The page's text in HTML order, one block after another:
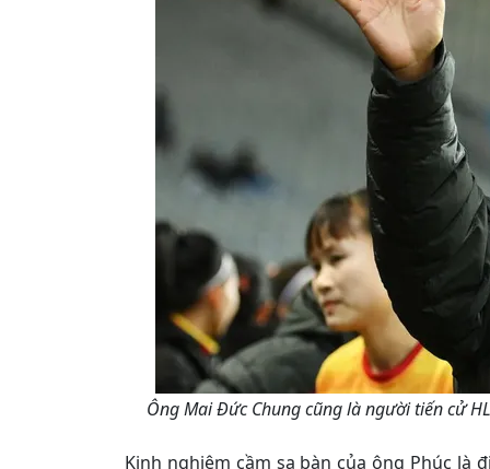
Ông Mai Đức Chung cũng là người tiến cử
Kinh nghiệm cầm sa bàn của ông Phúc là